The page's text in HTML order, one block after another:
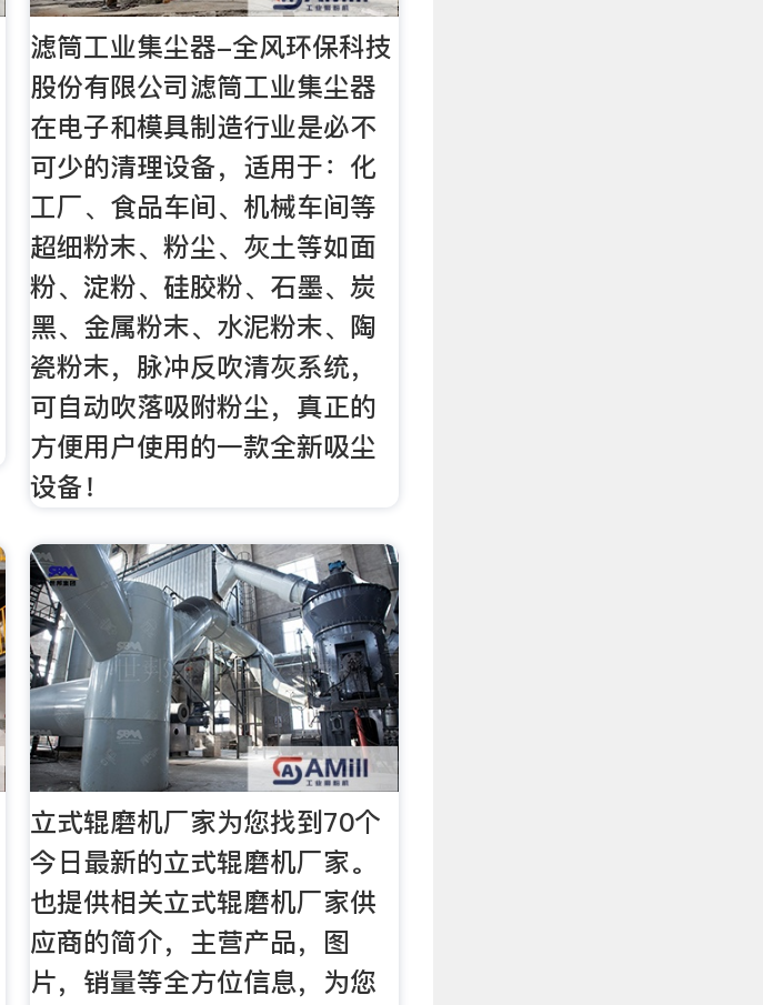
滤筒工业集尘器-全风环保科技
股份有限公司滤筒工业集尘器
在电子和模具制造行业是必不
可少的清理设备，适用于：化
工厂、食品车间、机械车间等
超细粉末、粉尘、灰土等如面
粉、淀粉、硅胶粉、石墨、炭
黑、金属粉末、水泥粉末、陶
瓷粉末，脉冲反吹清灰系统，
可自动吹落吸附粉尘，真正的
方便用户使用的一款全新吸尘
设备！
立式辊磨机厂家为您找到70个
今日最新的立式辊磨机厂家。
也提供相关立式辊磨机厂家供
应商的简介，主营产品，图
片，销量等全方位信息，为您